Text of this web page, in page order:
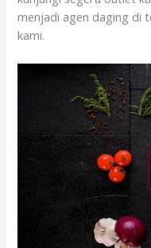
menjadi agen daging di
kami.